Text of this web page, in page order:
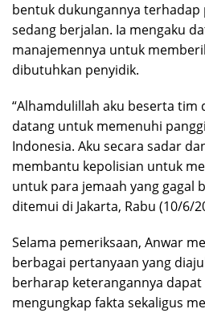
bentuk dukungannya terhadap
sedang berjalan. Ia mengaku
manajemennya untuk
dibutuhkan penyidik.
“Alhamdulillah aku beserta tim
datang untuk memenuhi
Indonesia. Aku secara sadar
membantu kepolisian untuk
untuk para jemaah yang gagal
ditemui di Jakarta, Rabu (10/6/
Selama pemeriksaan, Anwar
berbagai pertanyaan yang
berharap keterangannya
mengungkap fakta sekaligus